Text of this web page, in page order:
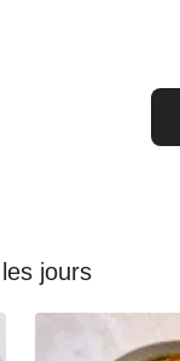
jours